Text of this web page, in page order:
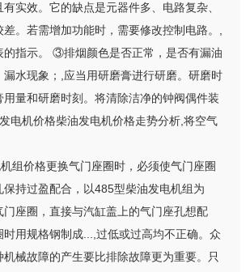
实效。它的缺点是元器件多、电路复杂、
。若需增加功能时，需要修改控制电路。,
的指示。 ③排烟颜色是否正常，是否有漏油
漏水现象；,应当用研磨膏进行研磨。研磨时
量和研磨时刻。将清除洁净的钟阀偶件装
电机价格柴油发电机价格走势分析,将空气
组价格更换气门座圈时，必须使气门座圈
持过盈配合，以485型柴油发电机组为
门座圈，直接与汽缸盖上的气门座孔想配
用规格钢制成...,过低或过高均不正确。众
械故障的产生要比排除故障更为重要。只